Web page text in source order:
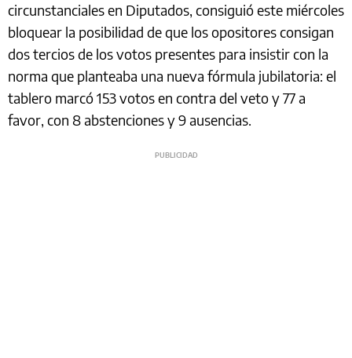
circunstanciales en Diputados, consiguió este miércoles
bloquear la posibilidad de que los opositores consigan
dos tercios de los votos presentes para insistir con la
norma que planteaba una nueva fórmula jubilatoria: el
tablero marcó 153 votos en contra del veto y 77 a
favor, con 8 abstenciones y 9 ausencias.